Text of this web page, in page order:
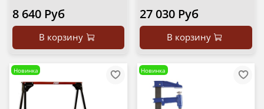
8 640 Руб
В корзину
27 030 Руб
В корзину
Новинка Новинка